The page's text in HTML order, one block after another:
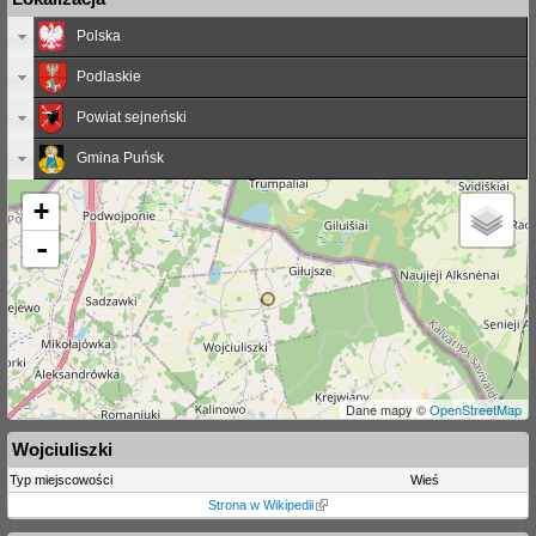
Polska
Podlaskie
Powiat sejneński
Gmina Puńsk
+
-
Dane mapy ©OpenStreetMap
Wojciuliszki
Typ miejscowości
Wieś
Strona w Wikipedii